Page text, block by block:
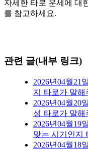
자세한 타로 운세에 대
를 참고하세요.
관련 글(내부 링크)
2026년04월21
지 타로가 말해
2026년04월20
성 타로가 말해
2026년04월19
맞는 시기인지
2026년04월18